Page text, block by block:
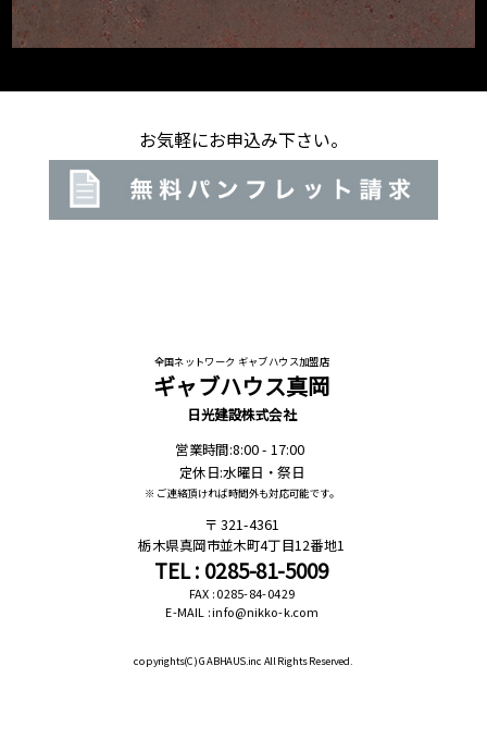
お気軽にお申込み下さい。
全国ネットワーク ギャブハウス加盟店
ギャブハウス真岡
日光建設株式会社
営業時間:8:00 - 17:00
定休日:水曜日・祭日
※ ご連絡頂ければ時間外も対応可能です。
321-4361
栃木県真岡市並木町4丁目12番地1
TEL : 0285-81-5009
FAX : 0285-84-0429
E-MAIL : info@nikko-k.com
copyrights(C)GABHAUS.inc All Rights Reserved.